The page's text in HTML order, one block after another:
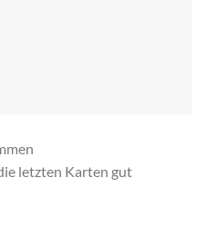
letzten Karten gut